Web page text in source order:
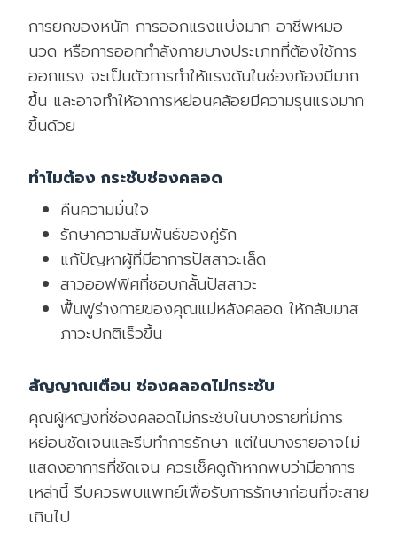
การยกของหนัก การออกแรงแบ่งมาก อาชีพหมอ
นวด หรือการออกกำลังกายบางประเภทที่ต้องใช้การ
ออกแรง จะเป็นตัวการทำให้แรงดันในช่องท้องมีมาก
ขึ้น และอาจทำให้อาการหย่อนคล้อยมีความรุนแรงมาก
ขึ้นด้วย
ทำไมต้อง กระชับช่องคลอด
คืนความมั่นใจ
รักษาความสัมพันธ์ของคู่รัก
แก้ปัญหาผู้ที่มีอาการปัสสาวะเล็ด
สาวออฟฟิศที่ชอบกลั้นปัสสาวะ
ฟื้นฟูร่างกายของคุณแม่หลังคลอด ให้กลับมาส
ภาวะปกติเร็วขึ้น
สัญญาณเตือน ช่องคลอดไม่กระชับ
คุณผู้หญิงที่ช่องคลอดไม่กระชับในบางรายที่มีการ
หย่อนชัดเจนและรีบทำการรักษา แต่ในบางรายอาจไม่
แสดงอาการที่ชัดเจน ควรเช็คดูถ้าหากพบว่ามีอาการ
เหล่านี้ รีบควรพบแพทย์เพื่อรับการรักษาก่อนที่จะสาย
เกินไป